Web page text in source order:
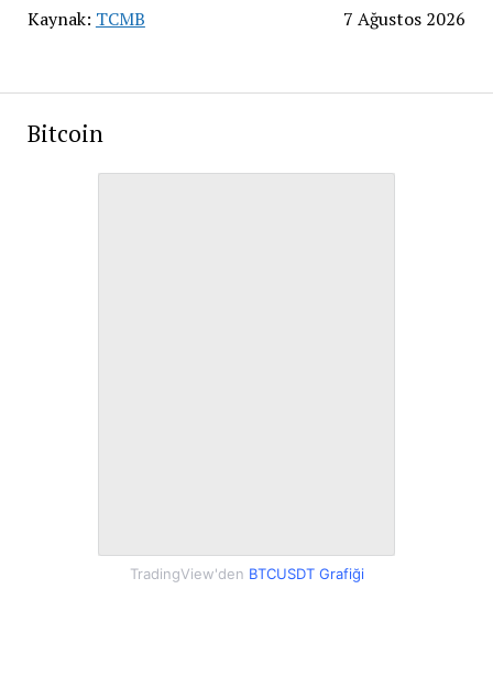
Kaynak: TCMB 7 Ağustos 2026
Bitcoin
TradingView'den BTCUSDT Grafiği